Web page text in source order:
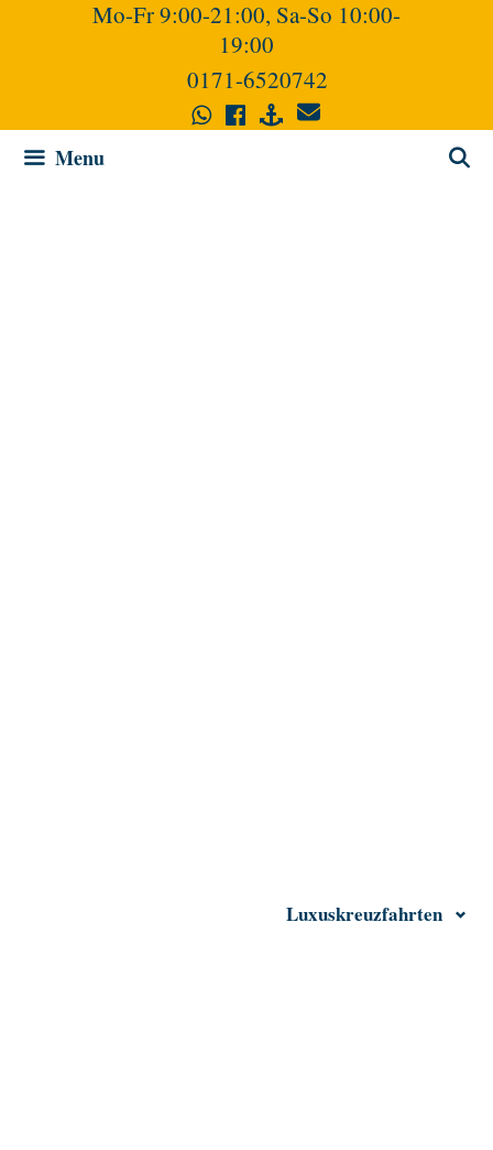
Mo-Fr 9:00-21:00, Sa-So 10:00-
19:00
0171-6520742
Menu
Luxuskreuzfahrten